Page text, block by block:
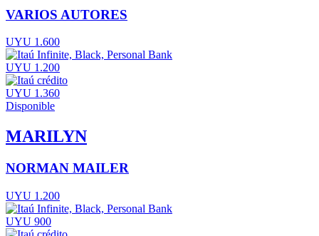
VARIOS AUTORES
UYU 1.600
UYU 1.200
UYU 1.360
Disponible
MARILYN
NORMAN MAILER
UYU 1.200
UYU 900